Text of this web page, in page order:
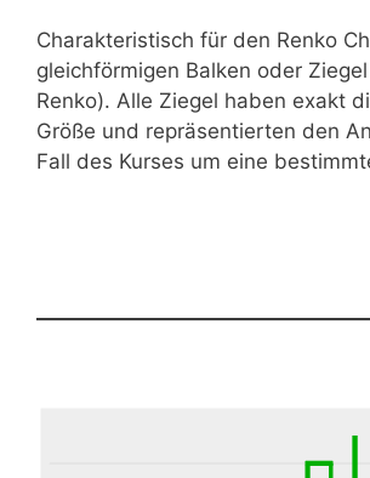
Charakteristisch für den Renko
gleichförmigen Balken oder
Renko). Alle Ziegel haben exakt
Größe und repräsentierten den
Fall des Kurses um eine